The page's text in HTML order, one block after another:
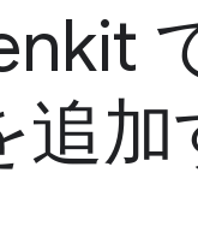
追加